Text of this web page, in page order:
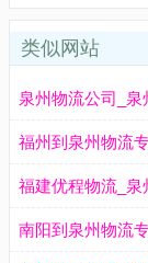
类似网站
福州到泉州物流
福建优程物流_